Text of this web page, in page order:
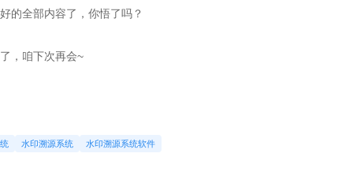
的全部内容了，你悟了吗？
，咱下次再会~
水印溯源系统 水印溯源系统软件